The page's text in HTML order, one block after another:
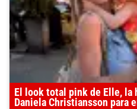
El look total pink de Elle, la
Daniela Christiansson para